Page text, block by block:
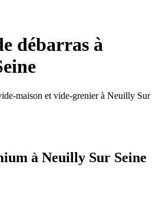
débarras à
maison et vide-grenier à Neuilly Sur
à Neuilly Sur Seine